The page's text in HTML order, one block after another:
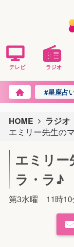
テレビ ラジオ
#星座占
HOME
ラジオ
エミリー先生の
エミリー
ラ・ラ♪
第3水曜 11時10